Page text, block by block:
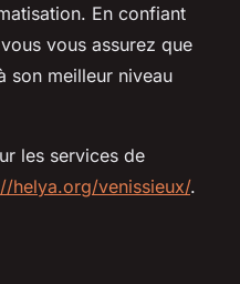
En confiant
vous assurez que
son meilleur niveau
les services de
helya.org/venissieux/.